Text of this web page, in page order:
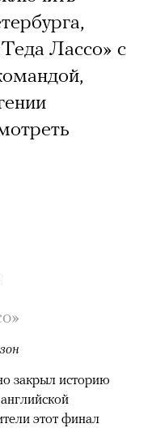
Лассо» с
закрыл историю
этот финал